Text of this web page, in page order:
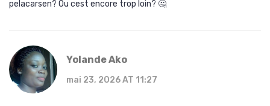
pelacarsen? Ou cest encore trop loin? 🤔
Yolande Ako
mai 23, 2026 AT 11:27